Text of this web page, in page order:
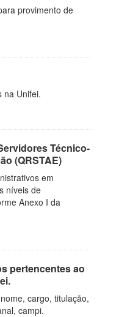
provimento de
na Unifei.
Técnico-
(QRSTAE)
em
níveis de
Anexo I da
pertencentes ao
cargo, titulação,
campi.